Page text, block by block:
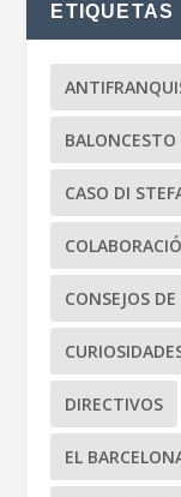
ETIQUETAS
BALONCESTO
CASO DI
CONSEJOS
DIRECTIVOS
EL